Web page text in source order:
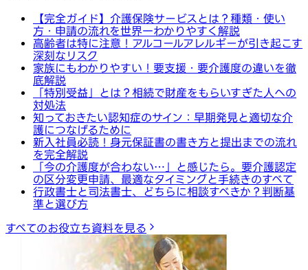
【完全ガイド】介護保険サービスとは？種類・使い
方・申請の流れを世界一わかりやすく解説
高齢者は特に注意！アルコールアレルギーが引き起こす
深刻なリスク
家族にもわかりやすい！要支援・要介護度の違いを徹
底解説
「特別受益」とは？相続で財産をもらいすぎた人への
対処法
知っておきたい認知症のサイン：早期発見と適切な介
護につなげるために
新入社員必読！身元保証書の書き方と提出までの流れ
を完全解説
「今の介護度が合わない…」と感じたら。要介護認定
の区分変更申請、最適なタイミングと手続きのすべて
行政書士と司法書士、どちらに相談すべきか？判断基
準と選び方
すべてのお役立ち資料を見る